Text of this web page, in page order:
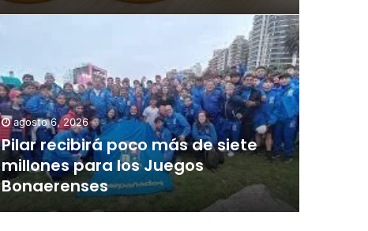
agosto 6, 2026
Pilar recibirá poco más de siete
millones para los Juegos
Bonaerenses